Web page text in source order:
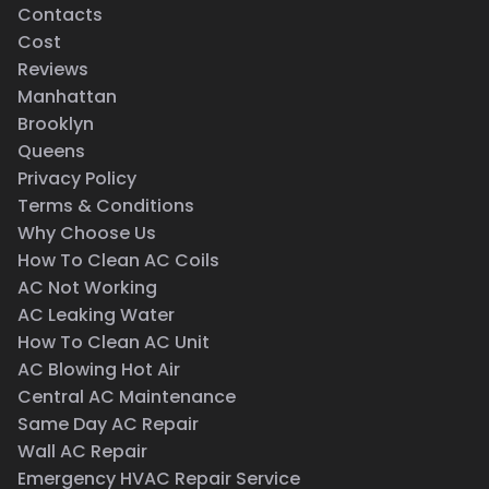
Contacts
Cost
Reviews
Manhattan
Brooklyn
Queens
Privacy Policy
Terms & Conditions
Why Choose Us
How To Clean AC Coils
AC Not Working
AC Leaking Water
How To Clean AC Unit
AC Blowing Hot Air
Central AC Maintenance
Same Day AC Repair
Wall AC Repair
Emergency HVAC Repair Service